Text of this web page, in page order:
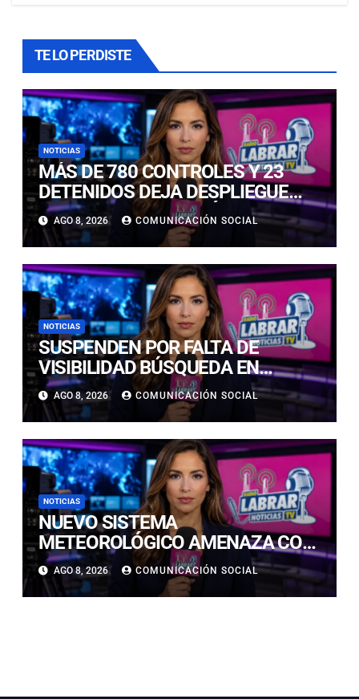
TE LO PERDISTE
NOTICIAS
MÁS DE 780 CONTROLES Y 23
DETENIDOS DEJA DESPLIEGUE
POLICIAL EN COPIAPÓ Y CALDERA
AGO 8, 2026 COMUNICACIÓN SOCIAL
NOTICIAS
SUSPENDEN POR FALTA DE
VISIBILIDAD BÚSQUEDA EN
CALDERILLA: OPERATIVO SE
RETOMARÁ ESTE DOMINGO
AGO 8, 2026 COMUNICACIÓN SOCIAL
NOTICIAS
NUEVO SISTEMA
METEOROLÓGICO AMENAZA CON
LLUVIAS, NIEVE Y TORMENTAS
ELÉCTRICAS EN ATACAMA
AGO 8, 2026 COMUNICACIÓN SOCIAL